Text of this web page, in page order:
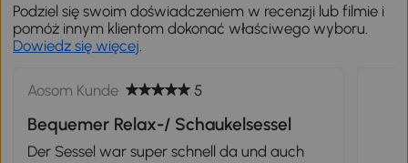
Podziel się swoim doświadczeniem w recenzji lub filmie i
pomóż innym klientom dokonać właściwego wyboru.
Dowiedz się więcej
Aosom Kunde 5
Bequemer Relax-/ Schaukelsessel
Der Sessel war super schnell da und auch